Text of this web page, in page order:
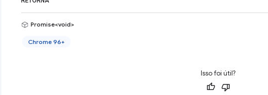
Promise<void>
Chrome 96+
Isso foi útil?